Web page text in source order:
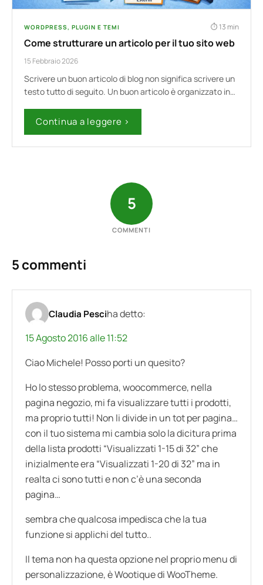
WORDPRESS, PLUGIN E TEMI 13 min
Come strutturare un articolo per il tuo sito web
15 Febbraio 2026
Scrivere un buon articolo di blog non significa scrivere un
testo tutto di seguito. Un buon articolo è organizzato in…
Continua a leggere ›
5
COMMENTI
5 commenti
Claudia Pesciha detto:
15 Agosto 2016 alle 11:52
Ciao Michele! Posso porti un quesito?
Ho lo stesso problema, woocommerce, nella
pagina negozio, mi fa visualizzare tutti i prodotti,
ma proprio tutti! Non li divide in un tot per pagina…
con il tuo sistema mi cambia solo la dicitura prima
della lista prodotti “Visualizzati 1-15 di 32” che
inizialmente era “Visualizzati 1-20 di 32” ma in
realta ci sono tutti e non c’è una seconda
pagina…
sembra che qualcosa impedisca che la tua
funzione si applichi del tutto..
Il tema non ha questa opzione nel proprio menu di
personalizzazione, è Wootique di WooTheme.